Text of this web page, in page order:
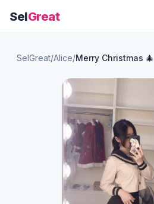
SelGreat
SelGreat/Alice/Merry Christmas 🎄